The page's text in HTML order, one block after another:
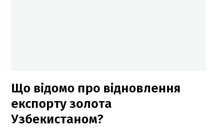
Що відомо про відновлення
експорту золота
Узбекистаном?